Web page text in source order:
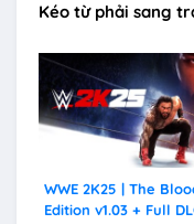
Kéo từ phải sang
WWE 2K25 | The
Edition v1.03 + Full